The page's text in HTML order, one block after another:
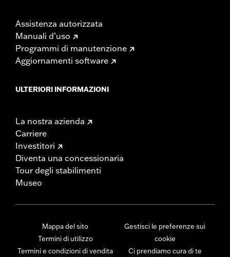
Assistenza autorizzata
Manuali d’uso
Programmi di manutenzione
Aggiornamenti software
ULTERIORI INFORMAZIONI
La nostra azienda
Carriere
Investitori
Diventa una concessionaria
Tour degli stabilimenti
Museo
Mappa del sito
Termini di utilizzo
Termini e condizioni di vendita
Gestisci le preferenze sui
cookie
Ci prendiamo cura di te